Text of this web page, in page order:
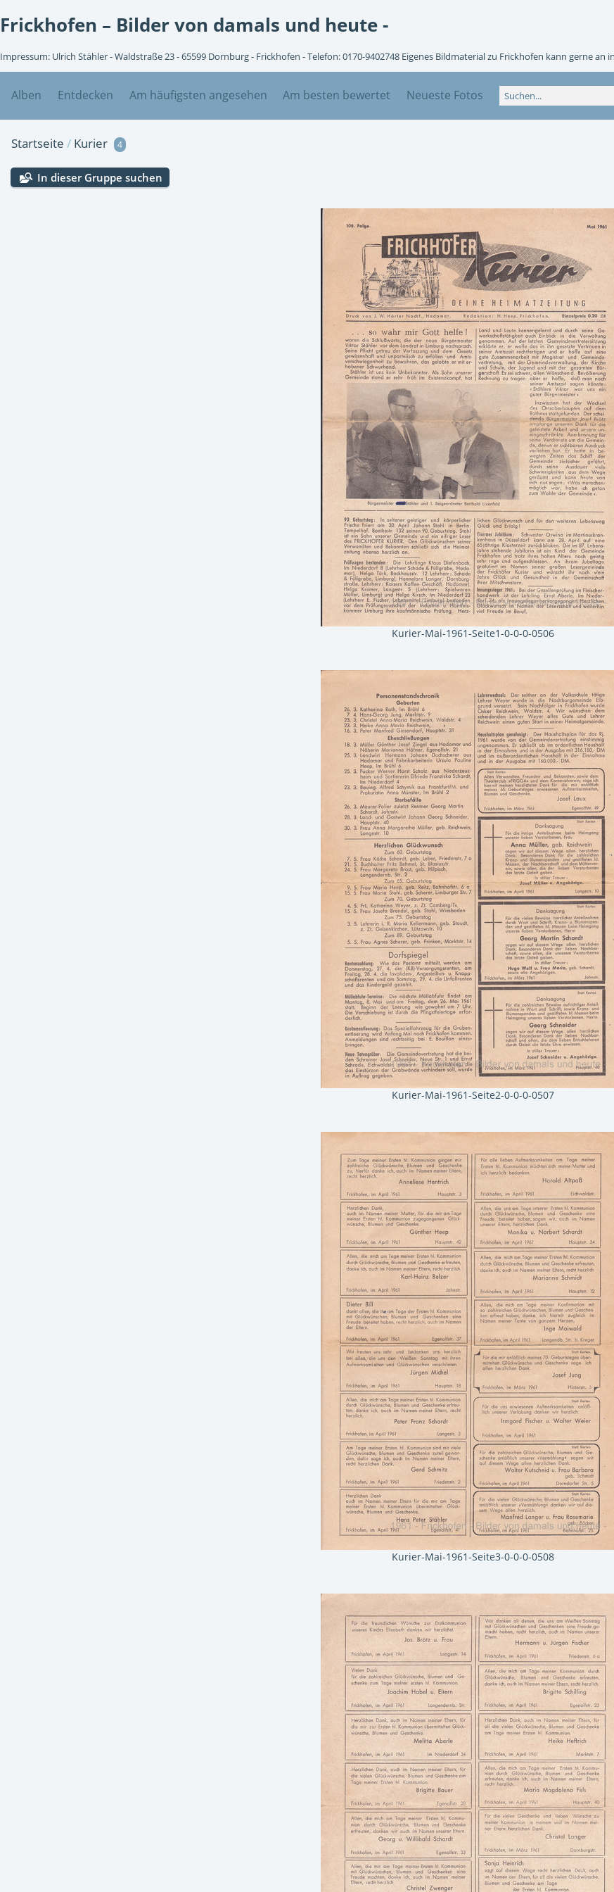
Frickhofen – Bilder von damals und heute -
Impressum: Ulrich Stähler - Waldstraße 23 - 65599 Dornburg - Frickhofen - Telefon: 0170-9402748 Eigenes Bildmaterial zu Frickhofen kann gerne
Alben Entdecken Am häufigsten angesehen Am besten bewertet Neueste Fotos
Startseite / Kurier 4
In dieser Gruppe suchen
Kurier-Mai-1961-Seite1-0-0-0-0506
Kurier-Mai-1961-Seite2-0-0-0-0507
Kurier-Mai-1961-Seite3-0-0-0-0508